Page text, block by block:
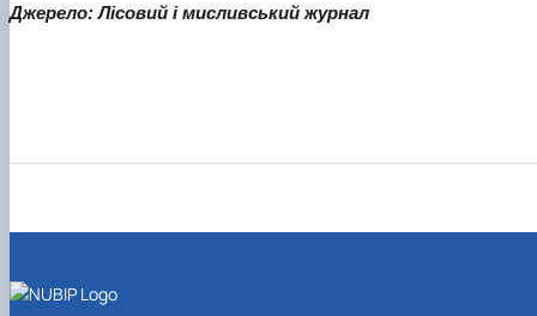
Джерело: Лісовий і мисливський журнал